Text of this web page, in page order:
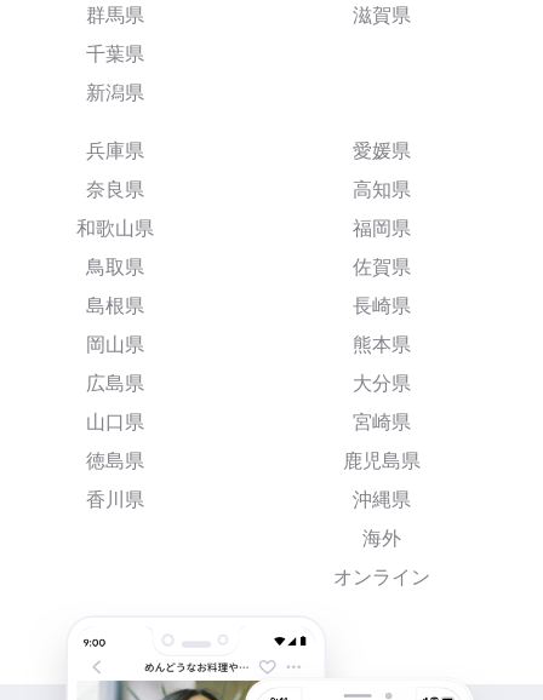
群馬県
千葉県
新潟県
滋賀県
兵庫県
奈良県
和歌山県
鳥取県
島根県
岡山県
広島県
山口県
徳島県
香川県
愛媛県
高知県
福岡県
佐賀県
長崎県
熊本県
大分県
宮崎県
鹿児島県
沖縄県
海外
オンライン